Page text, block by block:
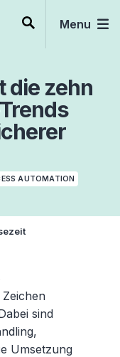
Menu
die zehn
AUTOMATION
sind
Umsetzung